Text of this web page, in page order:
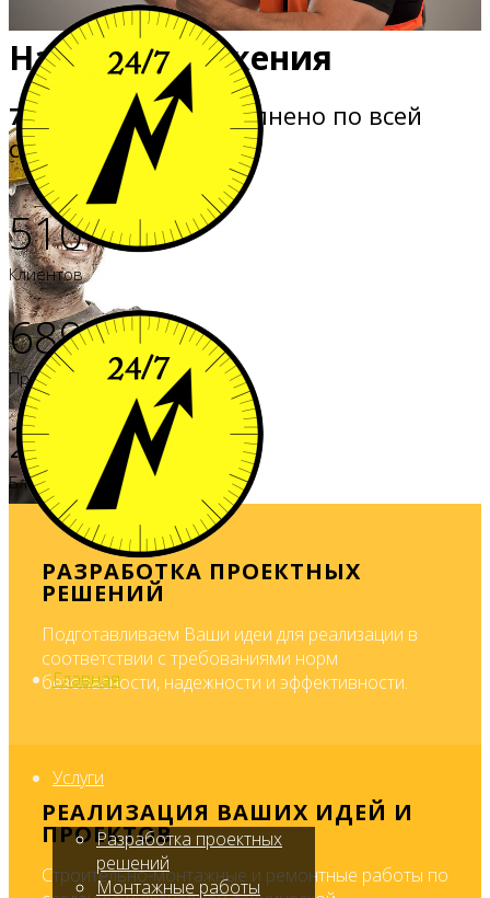
Главная
Услуги
Разработка проектных
решений
Монтажные работы
Наши Достижения
700+
Проектов выполнено по всей
стране с 2010 года
510
Клиентов
707
Проектов
25
Благодарностей
РАЗРАБОТКА ПРОЕКТНЫХ
РЕШЕНИЙ
Подготавливаем Ваши идеи для реализации в
соответствии с требованиями норм
безопасности, надежности и эффективности.
РЕАЛИЗАЦИЯ ВАШИХ ИДЕЙ И
ПРОЕКТОВ
Строительно-монтажные и ремонтные работы по